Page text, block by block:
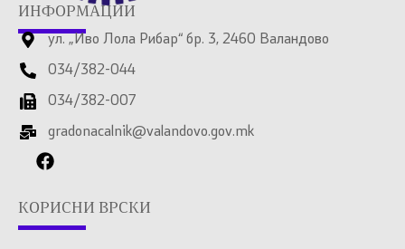
ИНФОРМАЦИИ
ул. „Иво Лола Рибар“ бр. 3, 2460 Валандово
034/382-044
034/382-007
gradonacalnik@valandovo.gov.mk
КОРИСНИ ВРСКИ